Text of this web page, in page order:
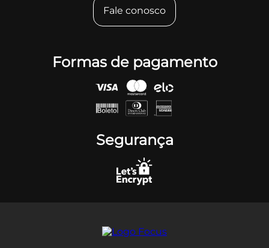
Fale conosco
Formas de pagamento
Segurança